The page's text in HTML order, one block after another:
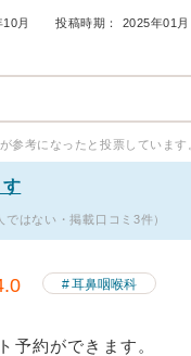
月 投稿時期： 2025年01月
参考になったと投票しています
ではない・掲載口コミ3件）
耳鼻咽喉科
予約ができます。